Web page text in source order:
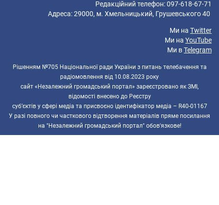
Редакційний телефон: 097-618-67-71
Адреса: 29000, м. Хмельницький, Грушевського 40
Ми на Twitter
Ми на YouTube
Ми вTelegram
Рішенням №705 Національної ради України з питань телебачення та
радіомовлення від 10.08.2023 року
сайт «Незалежний громадський портал» зареєстровано як ЗМІ,
відомості внесено до Реєстру
суб’єктів у сфері медіа та присвоєно ідентифікатор медіа – R40-01167
У разі повного чи часткового відтворення матеріалів пряме посилання
на "Незалежний громадський портал" обов'язкове!